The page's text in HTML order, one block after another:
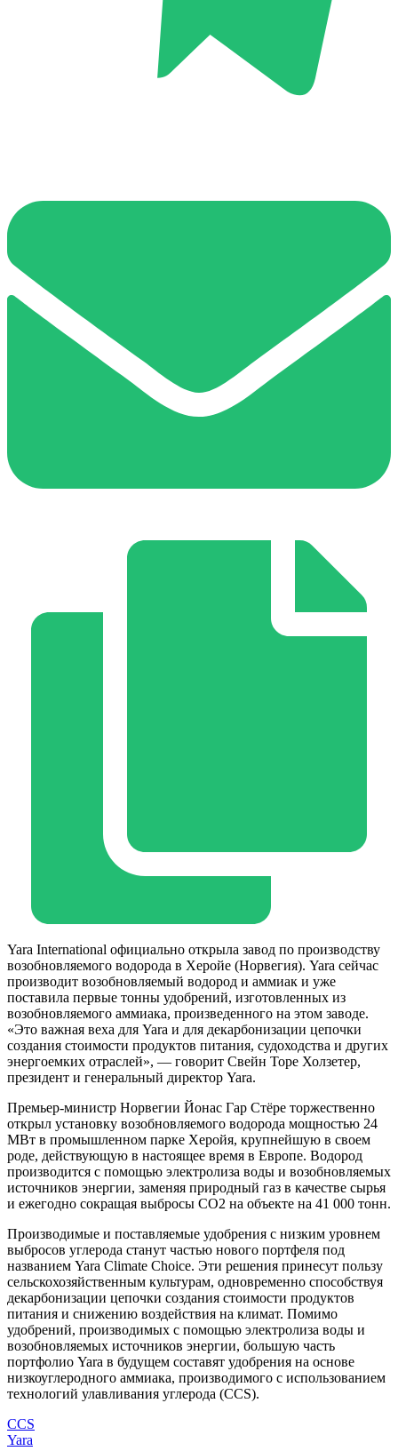
Yara International официально открыла завод по производству
возобновляемого водорода в Херойе (Норвегия). Yara сейчас
производит возобновляемый водород и аммиак и уже
поставила первые тонны удобрений, изготовленных из
возобновляемого аммиака, произведенного на этом заводе.
«Это важная веха для Yara и для декарбонизации цепочки
создания стоимости продуктов питания, судоходства и других
энергоемких отраслей», — говорит Свейн Торе Холзетер,
президент и генеральный директор Yara.
Премьер-министр Норвегии Йонас Гар Стёре торжественно
открыл установку возобновляемого водорода мощностью 24
МВт в промышленном парке Херойя, крупнейшую в своем
роде, действующую в настоящее время в Европе. Водород
производится с помощью электролиза воды и возобновляемых
источников энергии, заменяя природный газ в качестве сырья
и ежегодно сокращая выбросы CO2 на объекте на 41 000 тонн.
Производимые и поставляемые удобрения с низким уровнем
выбросов углерода станут частью нового портфеля под
названием Yara Climate Choice. Эти решения принесут пользу
сельскохозяйственным культурам, одновременно способствуя
декарбонизации цепочки создания стоимости продуктов
питания и снижению воздействия на климат. Помимо
удобрений, производимых с помощью электролиза воды и
возобновляемых источников энергии, большую часть
портфолио Yara в будущем составят удобрения на основе
низкоуглеродного аммиака, производимого с использованием
технологий улавливания углерода (CCS).
CCS
Yara